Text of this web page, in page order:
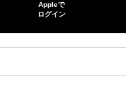
Appleで
ログイン